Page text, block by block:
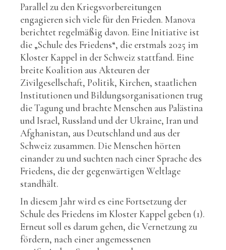
Parallel zu den Kriegsvorbereitungen
engagieren sich viele für den Frieden. Manova
berichtet regelmäßig davon. Eine Initiative ist
die „Schule des Friedens“, die erstmals 2025 im
Kloster Kappel in der Schweiz stattfand. Eine
breite Koalition aus Akteuren der
Zivilgesellschaft, Politik, Kirchen, staatlichen
Institutionen und Bildungsorganisationen trug
die Tagung und brachte Menschen aus Palästina
und Israel, Russland und der Ukraine, Iran und
Afghanistan, aus Deutschland und aus der
Schweiz zusammen. Die Menschen hörten
einander zu und suchten nach einer Sprache des
Friedens, die der gegenwärtigen Weltlage
standhält.
In diesem Jahr wird es eine Fortsetzung der
Schule des Friedens im Kloster Kappel geben (1).
Erneut soll es darum gehen, die Vernetzung zu
fördern, nach einer angemessenen